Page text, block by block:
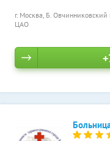
г. Москва, Б. Овчинниковский
ЦАО